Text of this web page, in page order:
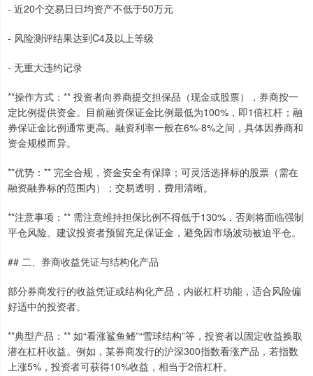
- 近20个交易日日均资产不低于50万元
- 风险测评结果达到C4及以上等级
- 无重大违约记录
**操作方式：** 投资者向券商提交担保品（现金或股票），券商按一
定比例提供资金。目前融资保证金比例最低为100%，即1倍杠杆；融
券保证金比例通常更高。融资利率一般在6%-8%之间，具体因券商和
资金规模而异。
**优势：** 完全合规，资金安全有保障；可灵活选择标的股票（需在
融资融券标的范围内）；交易透明，费用清晰。
**注意事项：** 需注意维持担保比例不得低于130%，否则将面临强制
平仓风险。建议投资者预留充足保证金，避免因市场波动被迫平仓。
## 二、券商收益凭证与结构化产品
部分券商发行的收益凭证或结构化产品，内嵌杠杆功能，适合风险偏
好适中的投资者。
**典型产品：** 如“看涨鲨鱼鳍”“雪球结构”等，投资者以固定收益换取
潜在杠杆收益。例如，某券商发行的沪深300指数看涨产品，若指数
上涨5%，投资者可获得10%收益，相当于2倍杠杆。